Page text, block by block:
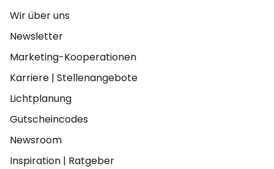
Wir über uns
Newsletter
Marketing-Kooperationen
Karriere | Stellenangebote
Lichtplanung
Gutscheincodes
Newsroom
Inspiration | Ratgeber